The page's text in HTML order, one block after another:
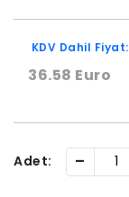
KDV Dahil Fiyat:
36.58 Euro
Adet: -